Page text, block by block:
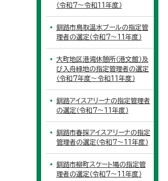
（令和7～令和11年度）
釧路市鳥取温水プールの指定管
理者の選定（令和7～11年度）
大町地区港湾休憩所（港文館）及
び入舟緑地の指定管理者の選定
（令和7年度～令和11年度）
釧路アイスアリーナの指定管理者
の選定（令和7～11年度）
釧路市春採アイスアリーナの指定
管理者の選定（令和7～11年度）
釧路市柳町スケート場の指定管
理者の選定（令和7～11年度）